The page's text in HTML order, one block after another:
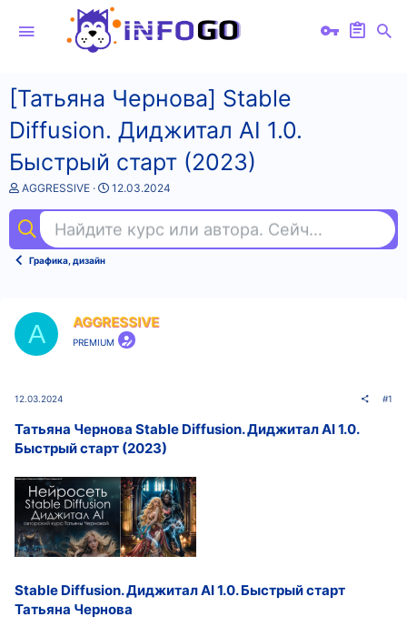
[Татьяна Чернова] Stable
Diffusion. Диджитал AI 1.0.
Быстрый старт (2023)
А
т
о
т
AGGRESSlVE
Д
а
н
а
12.03.2024
Найдите курс или автора. Сейчас ищут
Графика, дизайн
A AGGRESSlVE
PREMIUM
12.03.2024 #1
Татьяна Чернова Stable Diffusion. Диджитал AI 1.0.
Быстрый старт (2023)
Stable Diffusion. Диджитал AI 1.0. Быстрый старт
Татьяна Чернова